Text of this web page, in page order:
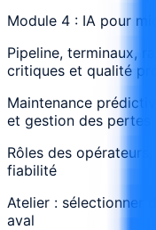
Module 4 : IA pour
Pipeline, terminaux,
critiques et qualité
Maintenance
et gestion des pertes
Rôles des
fiabilité
Atelier : sélectionner
aval